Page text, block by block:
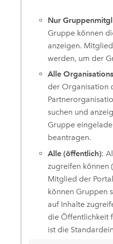
Nur
Gruppe können
anzeigen.
werden, um der
Alle
der Organisation
suchen und
Gruppe
beantragen.
Alle (öffentlich):
zugreifen können
Mitglied der
können Gruppen
auf Inhalte
die Öffentlichkeit
ist die